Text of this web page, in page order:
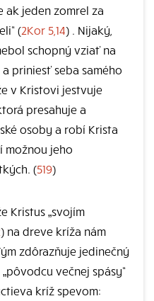
ak jeden zomrel za
(2Kor 5,14) . Nijaký,
schopný vziať na
priniesť seba samého
v Kristovi jestvuje
presahuje a
osoby a robí Krista
možnou jeho
(519)
Kristus „svojím
) na dreve kríža nám
zdôrazňuje jedinečný
večnej spásy“
kríž spevom: